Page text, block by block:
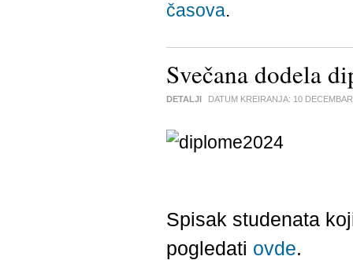
časova.
Svečana dodela
DETALJI DATUM KREIRANJA: 10
Spisak studenata
pogledati ovde.